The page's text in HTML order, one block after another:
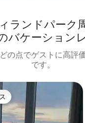
ランドパーク⁠
バ⁠ケ⁠ー⁠シ⁠ョ⁠ン⁠
の点でゲストに高評
です。
ョイスです。